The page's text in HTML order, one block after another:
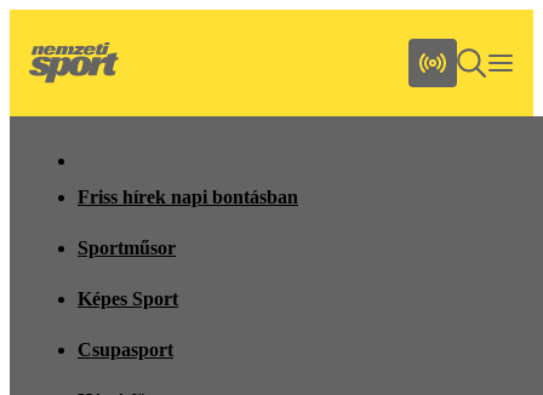
Friss hírek napi bontásban
Sportműsor
Képes Sport
Csupasport